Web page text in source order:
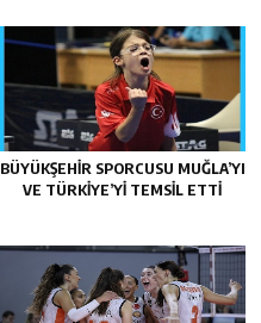
BÜYÜKŞEHIR SPORCUSU MUĞLA’YI
VE TÜRKIYE’YI TEMSIL ETTI